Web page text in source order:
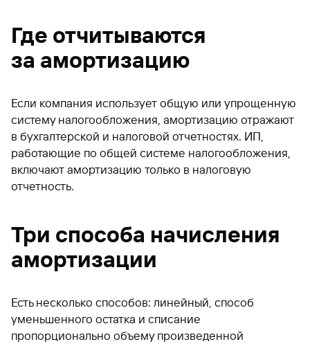
Где отчитываются
за амортизацию
Если компания использует общую или упрощенную
систему налогообложения, амортизацию отражают
в бухгалтерской и налоговой отчетностях. ИП,
работающие по общей системе налогообложения,
включают амортизацию только в налоговую
отчетность.
Три способа начисления
амортизации
Есть несколько способов: линейный, способ
уменьшенного остатка и списание
пропорционально объему произведенной